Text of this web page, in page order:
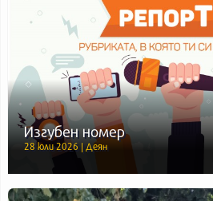
Изгубен номер
28 юли 2026 | Деян